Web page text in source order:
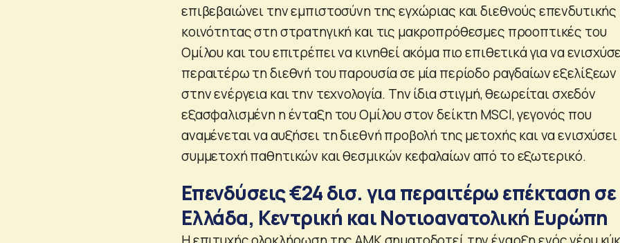
επιβεβαιώνει την εμπιστοσύνη της εγχώριας και διεθνούς επενδυτικής
κοινότητας στη στρατηγική και τις μακροπρόθεσμες προοπτικές του
Ομίλου και του επιτρέπει να κινηθεί ακόμα πιο επιθετικά για να
περαιτέρω τη διεθνή του παρουσία σε μία περίοδο ραγδαίων εξελίξεων
στην ενέργεια και την τεχνολογία. Την ίδια στιγμή, θεωρείται σχεδόν
εξασφαλισμένη η ένταξη του Ομίλου στον δείκτη MSCI, γεγονός που
αναμένεται να αυξήσει τη διεθνή προβολή της μετοχής και να
συμμετοχή παθητικών και θεσμικών κεφαλαίων από το εξωτερικό.
Επενδύσεις €24 δισ. για περαιτέρω επέκταση σε
Ελλάδα, Κεντρική και Νοτιοανατολική Ευρώπη